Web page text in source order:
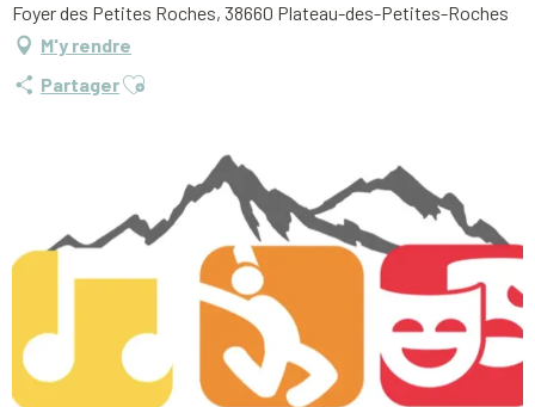
Foyer des Petites Roches, 38660 Plateau-des-Petites-Roches
M'y rendre
PartagerAjouter aux favoris